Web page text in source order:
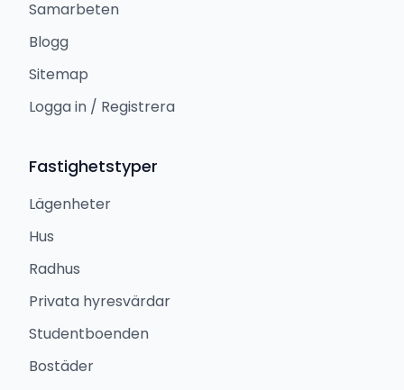
Samarbeten
Blogg
Sitemap
Logga in / Registrera
Fastighetstyper
Lägenheter
Hus
Radhus
Privata hyresvärdar
Studentboenden
Bostäder